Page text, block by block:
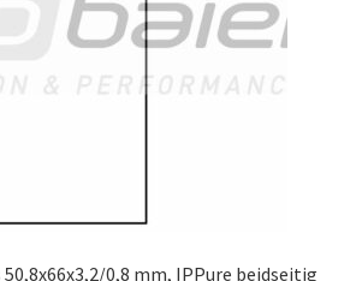
50,8x66x3,2/0,8 mm, IPPure beidseitig